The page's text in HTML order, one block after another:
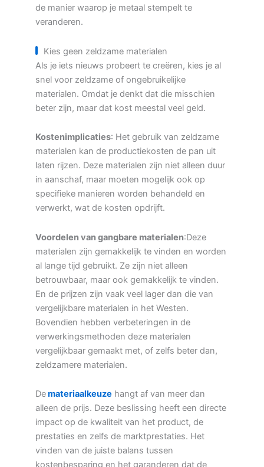
de manier waarop je metaal stempelt te
veranderen.
Kies geen zeldzame materialen
Als je iets nieuws probeert te creëren, kies je al
snel voor zeldzame of ongebruikelijke
materialen. Omdat je denkt dat die misschien
beter zijn, maar dat kost meestal veel geld.
Kostenimplicaties: Het gebruik van zeldzame
materialen kan de productiekosten de pan uit
laten rijzen. Deze materialen zijn niet alleen duur
in aanschaf, maar moeten mogelijk ook op
specifieke manieren worden behandeld en
verwerkt, wat de kosten opdrijft.
Voordelen van gangbare materialen:Deze
materialen zijn gemakkelijk te vinden en worden
al lange tijd gebruikt. Ze zijn niet alleen
betrouwbaar, maar ook gemakkelijk te vinden.
En de prijzen zijn vaak veel lager dan die van
vergelijkbare materialen in het Westen.
Bovendien hebben verbeteringen in de
verwerkingsmethoden deze materialen
vergelijkbaar gemaakt met, of zelfs beter dan,
zeldzamere materialen.
Demateriaalkeuze hangt af van meer dan
alleen de prijs. Deze beslissing heeft een directe
impact op de kwaliteit van het product, de
prestaties en zelfs de marktprestaties. Het
vinden van de juiste balans tussen
kostenbesparing en het garanderen dat de